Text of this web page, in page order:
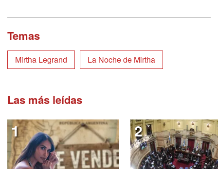
Temas
Mirtha Legrand La Noche de Mirtha
Las más leídas